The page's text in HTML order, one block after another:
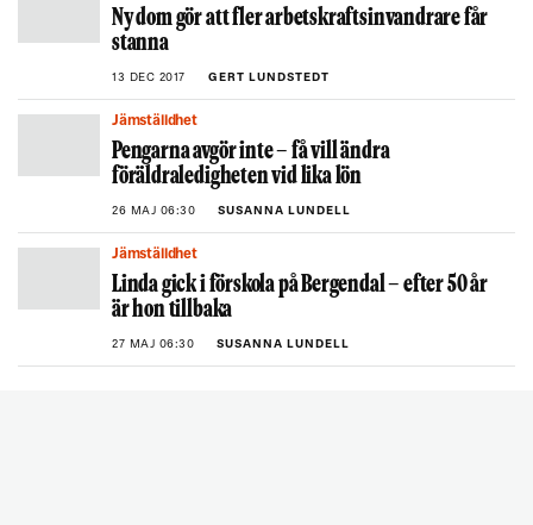
Ny dom gör att fler arbetskraftsinvandrare får
stanna
13 DEC 2017 GERT LUNDSTEDT
Jämställdhet
Pengarna avgör inte – få vill ändra
föräldraledigheten vid lika lön
26 MAJ 06:30 SUSANNA LUNDELL
Jämställdhet
Linda gick i förskola på Bergendal – efter 50 år
är hon tillbaka
27 MAJ 06:30 SUSANNA LUNDELL